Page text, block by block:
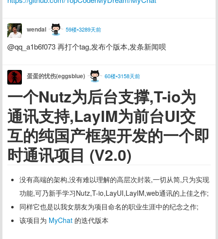
wendal 59楼•3289天前
@qq_a1b6f073 再打个tag,发布个版本,发条新闻呗
蛋蛋的忧伤(eggsblue) 60楼•3158天前
一个Nutz为后台支撑,T-io为
通讯支持,LayIM为前台UI交
互的纯国产框架开发的一个即
时通讯项目 (V2.0)
没有高端的架构,没有难以理解的高层次封装,一切从简,只为实现
功能,可乃新手学习Nutz,T-io,LayUI,LayIM,web通讯的上佳之作;
同样它也是以我女朋友为项目命名的职业生涯中的纪念之作;
该项目为 MyChat 的迭代版本